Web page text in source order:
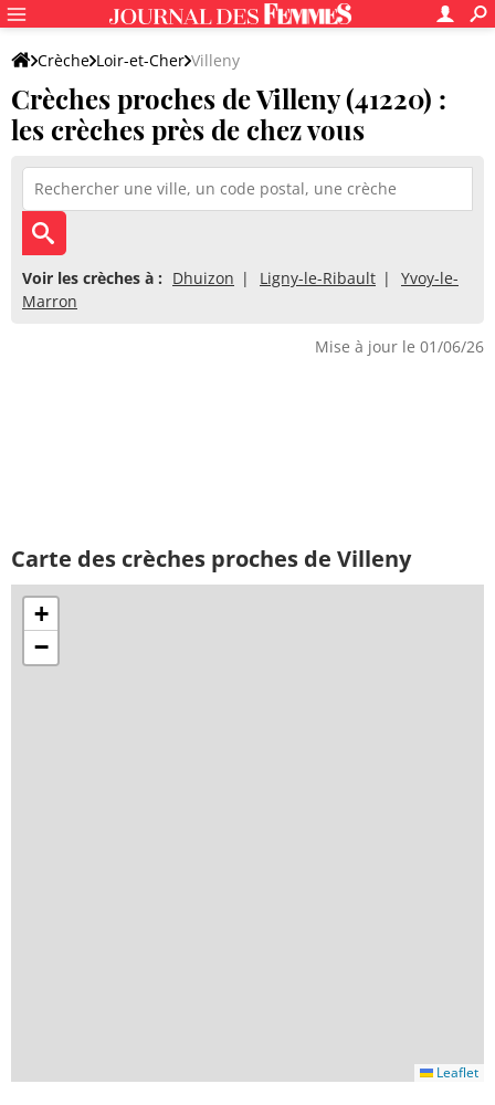
Crèche Loir-et-Cher Villeny
Crèches proches de Villeny (41220) :
les crèches près de chez vous
Voir les crèches à : Dhuizon Ligny-le-Ribault
Yvoy-le-
Marron
Mise à jour le 01/06/26
Carte des crèches proches de Villeny
+
−
Leaflet